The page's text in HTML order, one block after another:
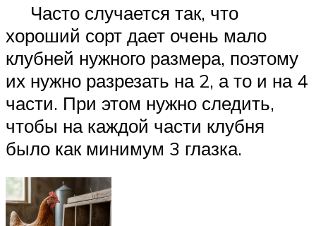
Часто случается так, что
хороший сорт дает очень мало
клубней нужного размера, поэтому
их нужно разрезать на 2, а то и на 4
части. При этом нужно следить,
чтобы на каждой части клубня
было как минимум 3 глазка.